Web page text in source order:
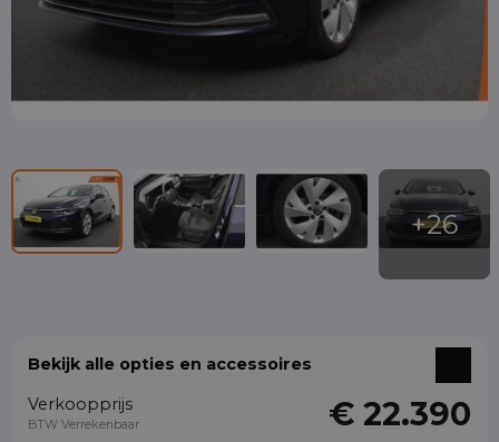
Bekijk alle opties en accessoires
Verkoopprijs
BTW Verrekenbaar € 22.390